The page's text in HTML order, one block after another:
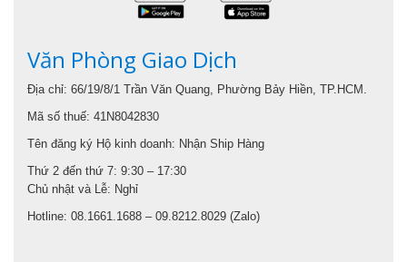
Văn Phòng Giao Dịch
Địa chỉ: 66/19/8/1 Trần Văn Quang, Phường Bảy Hiền, TP.HCM.
Mã số thuế: 41N8042830
Tên đăng ký Hộ kinh doanh: Nhận Ship Hàng
Thứ 2 đến thứ 7: 9:30 – 17:30
Chủ nhật và Lễ: Nghỉ
Hotline: 08.1661.1688 – 09.8212.8029 (Zalo)